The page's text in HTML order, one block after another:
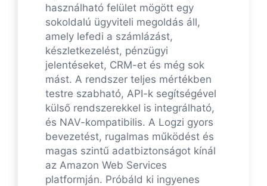
használható felület mögött egy
sokoldalú ügyviteli megoldás áll,
amely lefedi a számlázást,
készletkezelést, pénzügyi
jelentéseket, CRM-et és még sok
mást. A rendszer teljes mértékben
testre szabható, API-k segítségével
külső rendszerekkel is integrálható,
és NAV-kompatibilis. A Logzi gyors
bevezetést, rugalmas működést és
magas szintű adatbiztonságot kínál
az Amazon Web Services
platformján. Próbáld ki ingyenes